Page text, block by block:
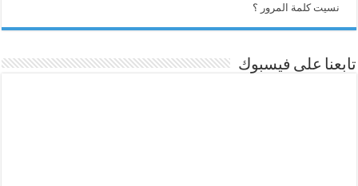
نسيت كلمة المرور ؟
تابعنا على فيسبوك